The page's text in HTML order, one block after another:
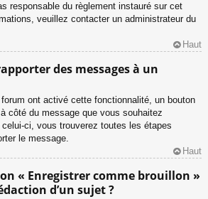
responsable du règlement instauré sur cet
veuillez contacter un administrateur du
Haut
des messages à un
ont activé cette fonctionnalité, un bouton
côté du message que vous souhaitez
ci, vous trouverez toutes les étapes
le message.
Haut
« Enregistrer comme brouillon »
d’un sujet ?